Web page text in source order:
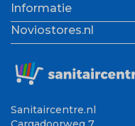
Informatie
Noviostores.nl
Sanitaircentre.nl